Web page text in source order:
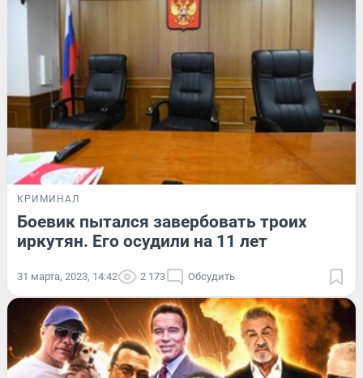
КРИМИНАЛ
Боевик пытался завербовать троих
иркутян. Его осудили на 11 лет
31 марта, 2023, 14:42 2 173 Обсудить